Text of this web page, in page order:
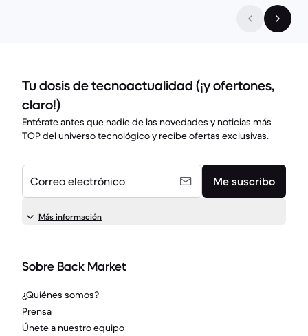
Tu dosis de tecnoactualidad (¡y ofertones,
claro!)
Entérate antes que nadie de las novedades y noticias más
TOP del universo tecnológico y recibe ofertas exclusivas.
Correo electrónico Me suscribo
Más información
Sobre Back Market
¿Quiénes somos?
Prensa
Únete a nuestro equipo